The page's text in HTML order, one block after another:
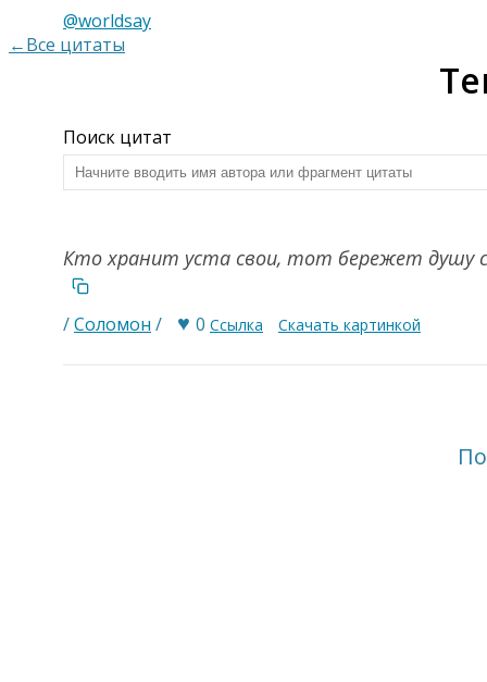
@worldsay
←Все цитаты
Поиск цитат
Кто хранит уста свои, тот бережет душу
/Соломон / ♥ 0 Ссылка Скачать картинкой